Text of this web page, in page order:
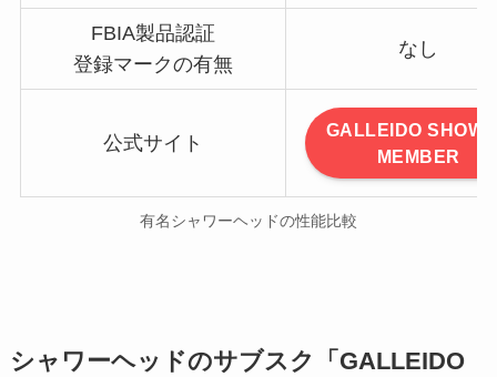
FBIA製品認証
登録マークの有無
なし
公式サイト
GALLEIDO
MEMBER
有名シャワーヘッドの性能比較
シャワーヘッドのサブスク「GALLEIDO